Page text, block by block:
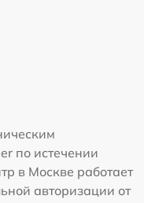
по истечении
в Москве работает
авторизации от